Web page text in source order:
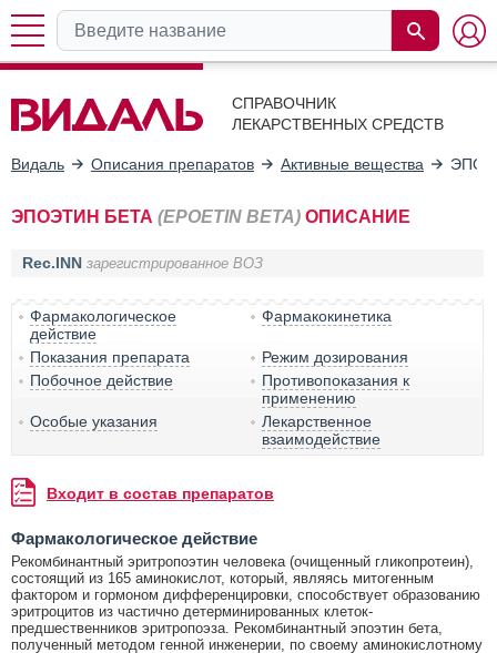
СПРАВОЧНИК
ЛЕКАРСТВЕННЫХ СРЕДСТВ
Видаль Описания препаратов Активные вещества
ЭПОЭТИН БЕТА (EPOETIN BETA) ОПИСАНИЕ
Rec.INN зарегистрированное ВОЗ
Фармакологическое
действие
Фармакокинетика
Показания препарата
Режим дозирования
Побочное действие
Противопоказания к
применению
Особые указания
Лекарственное
взаимодействие
Входит в состав препаратов
Фармакологическое действие
Рекомбинантный эритропоэтин человека (очищенный гликопротеин),
состоящий из 165 аминокислот, который, являясь митогенным
фактором и гормоном дифференцировки, способствует образованию
эритроцитов из частично детерминированных клеток-
предшественников эритропоэза. Рекомбинантный эпоэтин бета,
полученный методом генной инженерии, по своему аминокислотному